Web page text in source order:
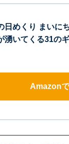
日めくり まいに
湧いてくる31の
Amazon